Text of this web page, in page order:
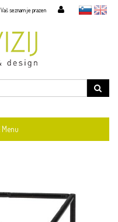
slovensko
English
Vaš seznam je prazen
Menu